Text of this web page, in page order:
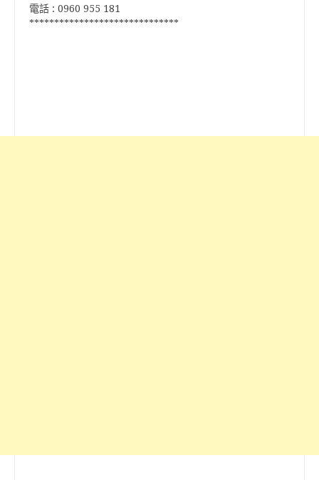
電話 : 0960 955 181
******************************